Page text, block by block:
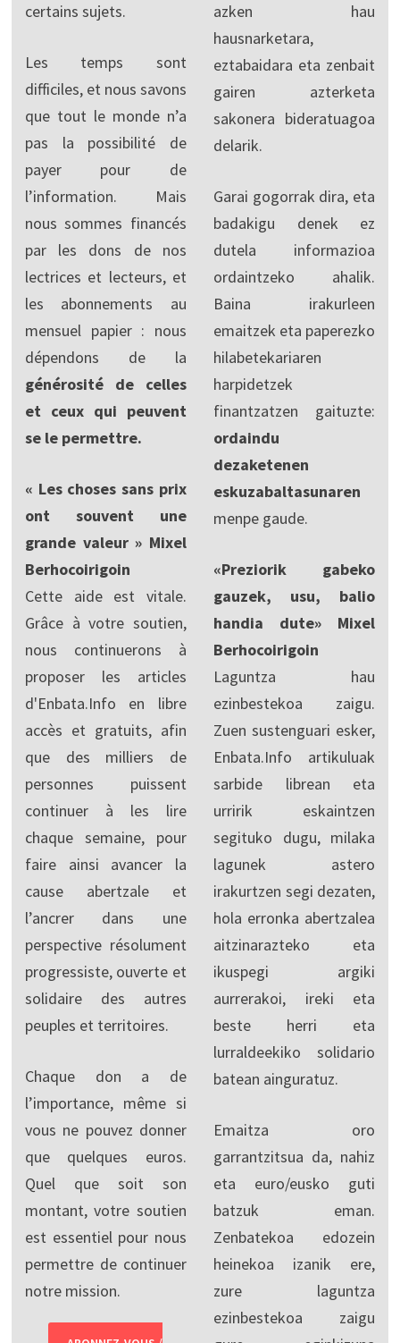
certains sujets.
Les temps sont
difficiles, et nous savons
que tout le monde n’a
pas la possibilité de
payer pour de
l’information. Mais
nous sommes financés
par les dons de nos
lectrices et lecteurs, et
les abonnements au
mensuel papier : nous
dépendons de la
générosité de celles
et ceux qui peuvent
se le permettre.
« Les choses sans prix
ont souvent une
grande valeur » Mixel
Berhocoirigoin
Cette aide est vitale.
Grâce à votre soutien,
nous continuerons à
proposer les articles
d'Enbata.Info en libre
accès et gratuits, afin
que des milliers de
personnes puissent
continuer à les lire
chaque semaine, pour
faire ainsi avancer la
cause abertzale et
l’ancrer dans une
perspective résolument
progressiste, ouverte et
solidaire des autres
peuples et territoires.
Chaque don a de
l’importance, même si
vous ne pouvez donner
que quelques euros.
Quel que soit son
montant, votre soutien
est essentiel pour nous
permettre de continuer
notre mission.
azken hau
hausnarketara,
eztabaidara eta zenbait
gairen azterketa
sakonera bideratuagoa
delarik.
Garai gogorrak dira, eta
badakigu denek ez
dutela informazioa
ordaintzeko ahalik.
Baina irakurleen
emaitzek eta paperezko
hilabetekariaren
harpidetzek
finantzatzen gaituzte:
ordaindu
dezaketenen
eskuzabaltasunaren
menpe gaude.
«Preziorik gabeko
gauzek, usu, balio
handia dute» Mixel
Berhocoirigoin
Laguntza hau
ezinbestekoa zaigu.
Zuen sustenguari esker,
Enbata.Info artikuluak
sarbide librean eta
urririk eskaintzen
segituko dugu, milaka
lagunek astero
irakurtzen segi dezaten,
hola erronka abertzalea
aitzinarazteko eta
ikuspegi argiki
aurrerakoi, ireki eta
beste herri eta
lurraldeekiko solidario
batean ainguratuz.
Emaitza oro
garrantzitsua da, nahiz
eta euro/eusko guti
batzuk eman.
Zenbatekoa edozein
heinekoa izanik ere,
zure laguntza
ezinbestekoa zaigu